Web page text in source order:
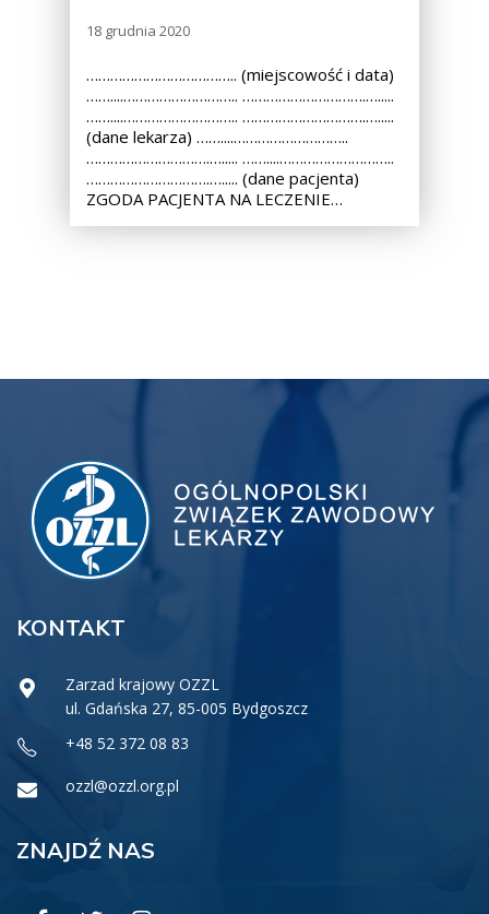
18 grudnia 2020
……………………………….. (miejscowość i data)
……....……………………….. ………………………….….....
……....……………………….. ………………………….….....
(dane lekarza) ……....………………………..
………………………….…..... ……....………………………..
………………………….…..... (dane pacjenta)
ZGODA PACJENTA NA LECZENIE…
KONTAKT
Zarzad krajowy OZZL
ul. Gdańska 27, 85-005 Bydgoszcz
+48 52 372 08 83
ozzl@ozzl.org.pl
ZNAJDŹ NAS